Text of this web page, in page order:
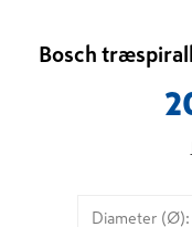
Bosch
Diameter (Ø):